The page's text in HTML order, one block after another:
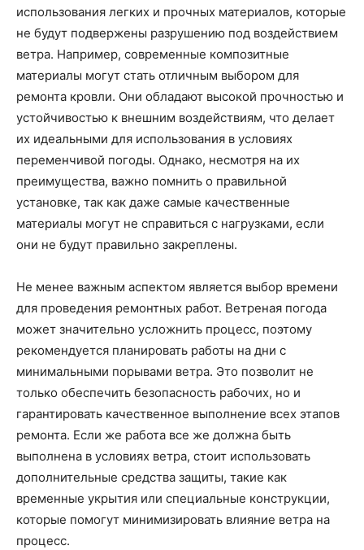
использования легких и прочных материалов, которые
не будут подвержены разрушению под воздействием
ветра. Например, современные композитные
материалы могут стать отличным выбором для
ремонта кровли. Они обладают высокой прочностью и
устойчивостью к внешним воздействиям, что делает
их идеальными для использования в условиях
переменчивой погоды. Однако, несмотря на их
преимущества, важно помнить о правильной
установке, так как даже самые качественные
материалы могут не справиться с нагрузками, если
они не будут правильно закреплены.
Не менее важным аспектом является выбор времени
для проведения ремонтных работ. Ветреная погода
может значительно усложнить процесс, поэтому
рекомендуется планировать работы на дни с
минимальными порывами ветра. Это позволит не
только обеспечить безопасность рабочих, но и
гарантировать качественное выполнение всех этапов
ремонта. Если же работа все же должна быть
выполнена в условиях ветра, стоит использовать
дополнительные средства защиты, такие как
временные укрытия или специальные конструкции,
которые помогут минимизировать влияние ветра на
процесс.